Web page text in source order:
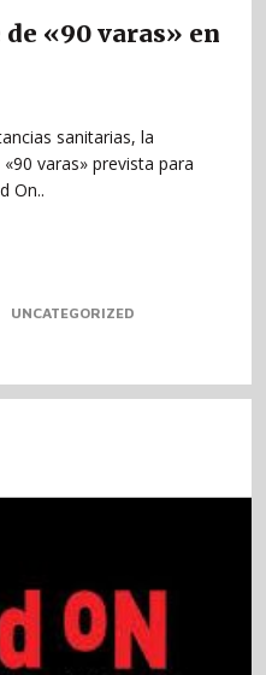
«90 varas» en
sanitarias, la
varas» prevista para
On..
UNCATEGORIZED